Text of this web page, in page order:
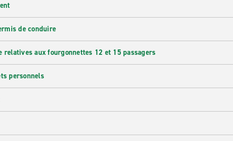
de conduire
relatives aux fourgonnettes 12 et 15 passagers
personnels